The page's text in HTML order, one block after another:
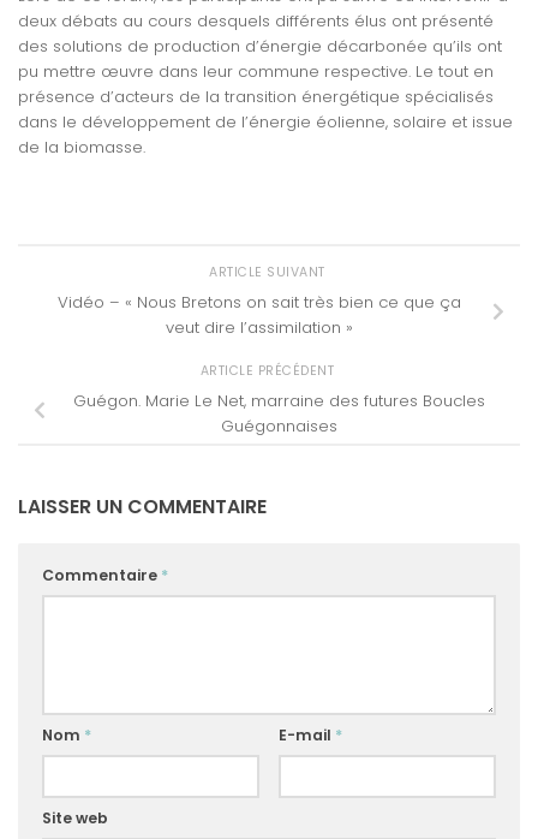
deux débats au cours desquels différents élus ont présenté
des solutions de production d’énergie décarbonée qu’ils ont
pu mettre œuvre dans leur commune respective. Le tout en
présence d’acteurs de la transition énergétique spécialisés
dans le développement de l’énergie éolienne, solaire et issue
de la biomasse.
ARTICLE SUIVANT
Vidéo – « Nous Bretons on sait très bien ce que ça
veut dire l’assimilation »
ARTICLE PRÉCÉDENT
Guégon. Marie Le Net, marraine des futures Boucles
Guégonnaises
LAISSER UN COMMENTAIRE
Commentaire *
Nom * E-mail *
Site web